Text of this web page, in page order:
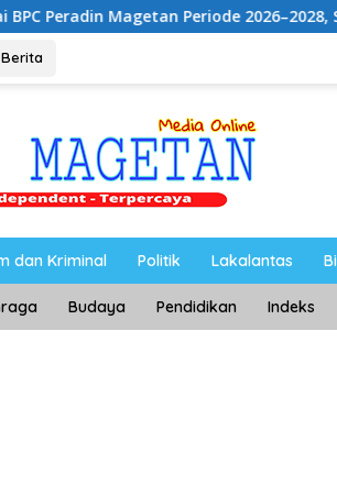
Periode 2026–2028, Siap Perkuat
dan Kriminal Politik Lakalantas
Budaya Pendidikan Indeks